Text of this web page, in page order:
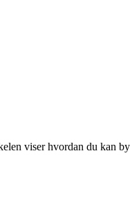
viser hvordan du kan